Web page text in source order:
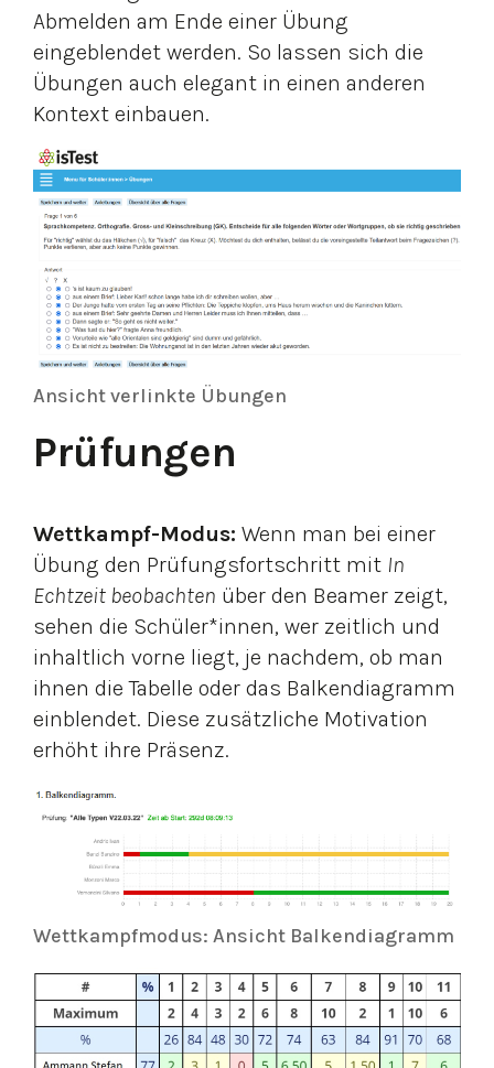
Abmelden am Ende einer Übung
eingeblendet werden. So lassen sich die
Übungen auch elegant in einen anderen
Kontext einbauen.
Ansicht verlinkte Übungen
Prüfungen
Wettkampf-Modus: Wenn man bei einer
Übung den Prüfungsfortschritt mit In
Echtzeit beobachten über den Beamer zeigt,
sehen die Schüler*innen, wer zeitlich und
inhaltlich vorne liegt, je nachdem, ob man
ihnen die Tabelle oder das Balkendiagramm
einblendet. Diese zusätzliche Motivation
erhöht ihre Präsenz.
Wettkampfmodus: Ansicht Balkendiagramm